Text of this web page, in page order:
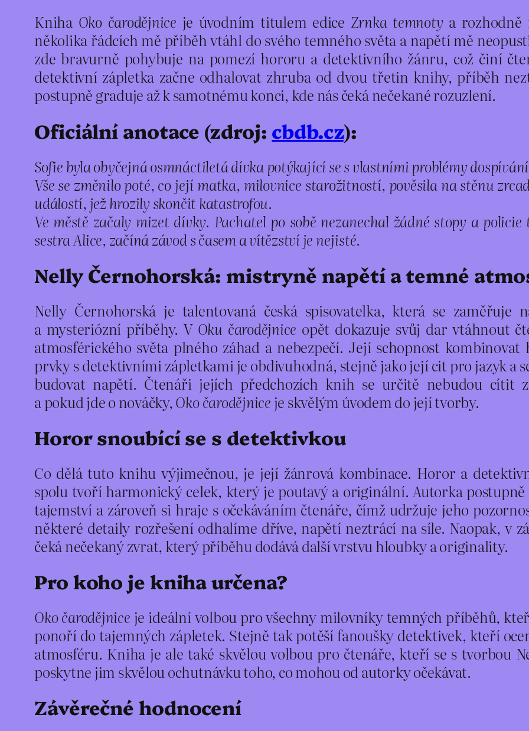
Kniha Oko čarodějnice je úvodním titulem edice Zrnka temnotya rozhodně
několika řádcích mě příběh vtáhl do svého temného světa a napětí mě
zde bravurně pohybuje na pomezí hororu a detektivního žánru, což činí
detektivní zápletka začne odhalovat zhruba od dvou třetin knihy, příběh
postupně graduje až k samotnému konci, kde nás čeká nečekané rozuzlení.
Oficiální anotace (zdroj: cbdb.cz):
Sofie byla obyčejná osmnáctiletá dívka potýkající se s vlastními problémy
Vše se změnilo poté, co její matka, milovnice starožitností, pověsila na stěnu
událostí, jež hrozily skončit katastrofou.
Ve městě začaly mizet dívky. Pachatel po sobě nezanechal žádné stopy a
sestra Alice, začíná závod s časem a vítězství je nejisté.
Nelly Černohorská: mistryně napětí a temné
Nelly Černohorská je talentovaná česká spisovatelka, která se zaměřuje
a mysteriózní příběhy. V Oku čarodějnice opět dokazuje svůj dar vtáhnout
atmosférického světa plného záhad a nebezpečí. Její schopnost kombinovat
prvky s detektivními zápletkami je obdivuhodná, stejně jako její cit pro jazyk a
budovat napětí. Čtenáři jejích předchozích knih se určitě nebudou cítit
a pokud jde o nováčky, Oko čarodějnice je skvělým úvodem do její tvorby.
Horor snoubící se s detektivkou
Co dělá tuto knihu výjimečnou, je její žánrová kombinace. Horor a
spolu tvoří harmonický celek, který je poutavý a originální. Autorka
tajemství a zároveň si hraje s očekáváním čtenáře, čímž udržuje jeho
některé detaily rozřešení odhalíme dříve, napětí neztrácí na síle. Naopak, v
čeká nečekaný zvrat, který příběhu dodává další vrstvu hloubky a originality.
Pro koho je kniha určena?
Oko čarodějnice je ideální volbou pro všechny milovníky temných příběhů,
ponoří do tajemných zápletek. Stejně tak potěší fanoušky detektivek, kteří
atmosféru. Kniha je ale také skvělou volbou pro čtenáře, kteří se s tvorbou
poskytne jim skvělou ochutnávku toho, co mohou od autorky očekávat.
Závěrečné hodnocení